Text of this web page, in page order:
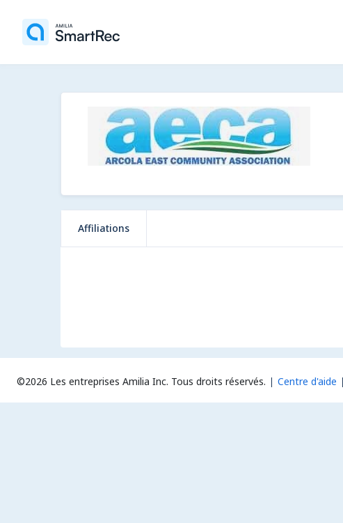
Affiliations
©2026 Les entreprises Amilia Inc. Tous droits réservés. Centre d'aide